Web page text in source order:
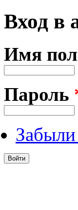
Вход в
Имя
Пароль
Забыли